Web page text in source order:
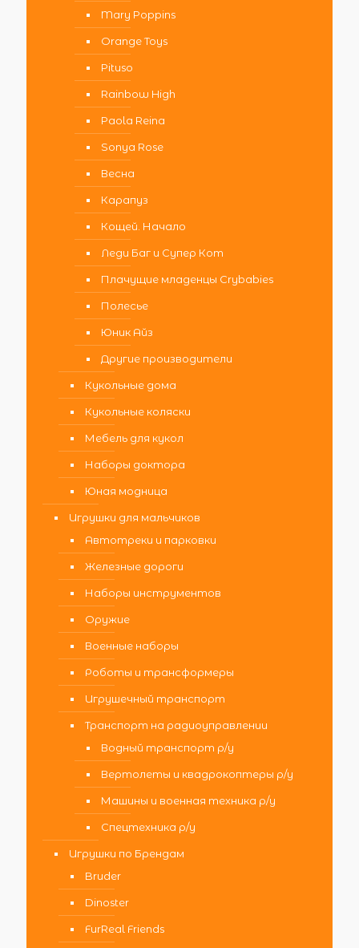
Mary Poppins
Orange Toys
Pituso
Rainbow High
Paola Reina
Sonya Rose
Весна
Карапуз
Кощей. Начало
Леди Баг и Супер Кот
Плачущие младенцы Crybabies
Полесье
Юник Айз
Другие производители
Кукольные дома
Кукольные коляски
Мебель для кукол
Наборы доктора
Юная модница
Игрушки для мальчиков
Автотреки и парковки
Железные дороги
Наборы инструментов
Оружие
Военные наборы
Роботы и трансформеры
Игрушечный транспорт
Транспорт на радиоуправлении
Водный транспорт р/у
Вертолеты и квадрокоптеры р/у
Машины и военная техника р/у
Спецтехника р/у
Игрушки по Брендам
Bruder
Dinoster
FurReal Friends